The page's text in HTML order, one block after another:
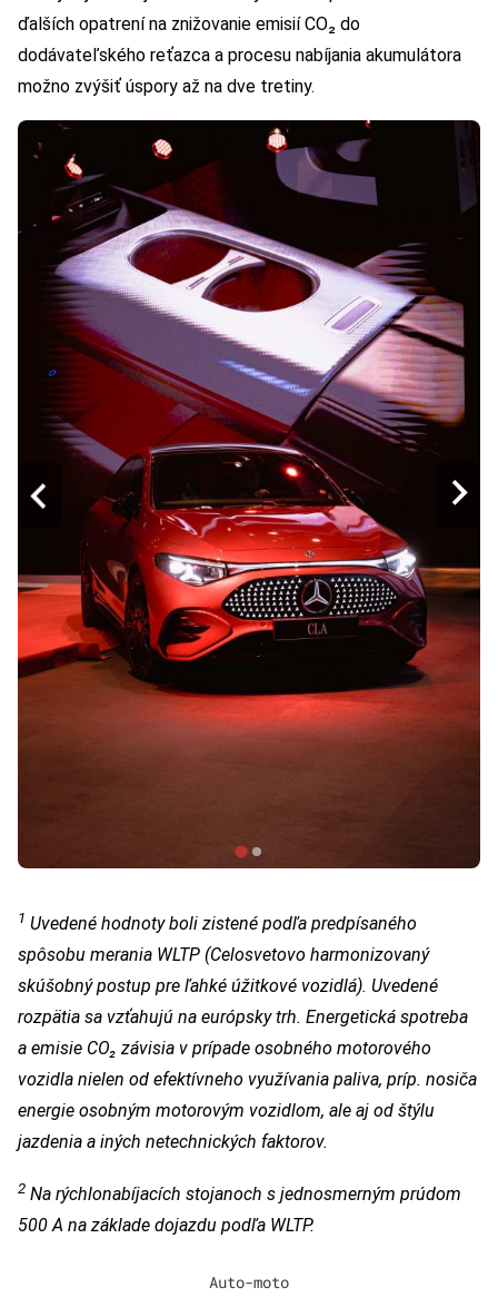
ďalších opatrení na znižovanie emisií CO₂ do
dodávateľského reťazca a procesu nabíjania akumulátora
možno zvýšiť úspory až na dve tretiny.
1 Uvedené hodnoty boli zistené podľa predpísaného
spôsobu merania WLTP (Celosvetovo harmonizovaný
skúšobný postup pre ľahké úžitkové vozidlá). Uvedené
rozpätia sa vzťahujú na európsky trh. Energetická spotreba
a emisie CO₂ závisia v prípade osobného motorového
vozidla nielen od efektívneho využívania paliva, príp. nosiča
energie osobným motorovým vozidlom, ale aj od štýlu
jazdenia a iných netechnických faktorov.
2 Na rýchlonabíjacích stojanoch s jednosmerným prúdom
500 A na základe dojazdu podľa WLTP.
Auto-moto